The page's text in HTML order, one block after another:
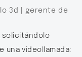
3d | gerente de
solicitándolo
videollamada: